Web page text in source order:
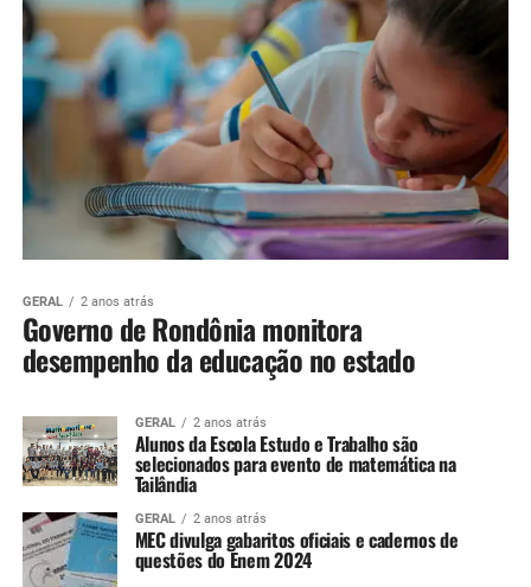
GERAL 2 anos atrás
Governo de Rondônia monitora
desempenho da educação no estado
GERAL 2 anos atrás
Alunos da Escola Estudo e Trabalho são
selecionados para evento de matemática na
Tailândia
GERAL 2 anos atrás
MEC divulga gabaritos oficiais e cadernos de
questões do Enem 2024